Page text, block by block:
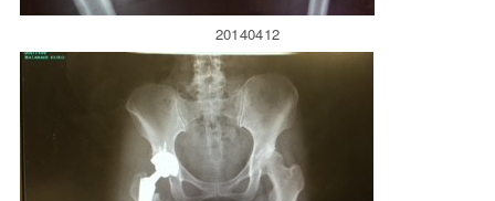
20140412